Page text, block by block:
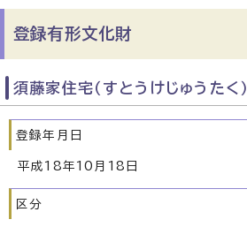
登録有形文化財
須藤家住宅（すとうけじゅうたく）
登録年月日
平成18年10月18日
区分